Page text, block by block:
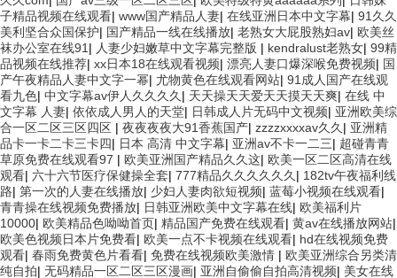
子精品视频在线观看| www国产精品人妻| 在线亚洲日本中文字幕| 91久久
美利坚合众国保护| 国产精品一线在线播放| 老熟女大屁股熟妇av| 欧美丝
袜办公室在线91 | 人妻少妇嫩草中文字幕完整版 | kendralust老熟女| 99精
品视频在线推荐| xx日本18在线观看视频| 漂亮人妻口爆深喉免费视频| 国
产午夜精品人妻中文字一幂| 尤物黄色在线观看网站| 91成人国产在线观
看九色| 中文字幕av伊人久久久久 | 天天操天天爱天天摸天天爽| 在线 中
文字幕 人妻| 依依成人男人的天堂| 日韩成人片无码中文视频| 亚洲欧美综
合一区二区三区四区 | 夜夜夜夜大91香蕉国产| zzzzxxxxav久久 | 亚洲精
品卡一卡二卡三卡四| 日本 高清 中文字幕| 亚洲av不卡一二三| 超碰青青
草原免费在线观看97 | 欧美亚洲国产精品久久这| 欧美一区二区高清在线
观看| 六十六节医疗保健操全套| 777精品久久久久久久 | 182tv午夜福利线
路| 第一次的人妻在线播放| 少妇人妻肉欲短视频| 蓝莓小视频在线观看|
青青操在线视频免费播放| 日韩亚洲欧美中文字幕在线| 欧美福利片
10000| 欧美精品色呦呦首页| 精品国产免费在线观看| 黄av在线播放网站|
欧美色视频日本片免费看| 欧美一点不卡视频在线观看| hd在线视频免费
观看| 春雨免费黄色片看看| 免费在线视频欧美激情 | 欧美亚洲综合另类清
纯自拍| 无码精品一区二区三区漫画| 亚洲自偷偷自拍高清视频| 美女在线